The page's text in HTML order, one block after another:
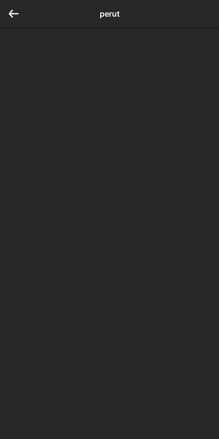
perut